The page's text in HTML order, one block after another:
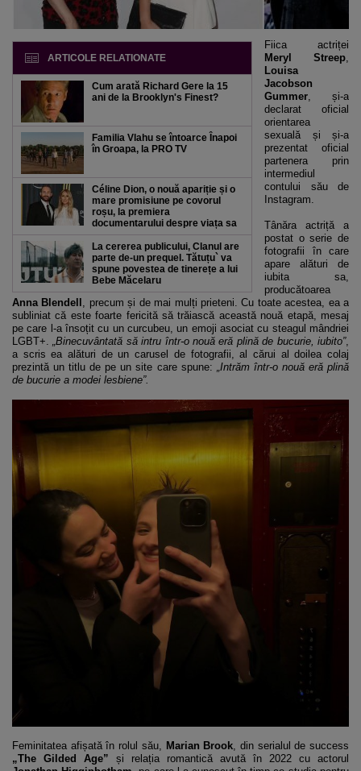
ARTICOLE RELATIONATE
Cum arată Richard Gere la 15
ani de la Brooklyn's Finest?
Familia Vlahu se întoarce Înapoi
în Groapa, la PRO TV
Céline Dion, o nouă apariție și o
mare promisiune pe covorul
roșu, la premiera
documentarului despre viața sa
La cererea publicului, Clanul are
parte de-un prequel. Tătuțu` va
spune povestea de tinerețe a lui
Bebe Măcelaru
Fiica actriței
Meryl Streep,
Louisa
Jacobson
Gummer, și-a
declarat oficial
orientarea
sexuală și și-a
prezentat oficial
partenera prin
intermediul
contului său de
Instagram.
Tânăra actriță a
postat o serie de
fotografii în care
apare alături de
iubita sa,
producătoarea
Anna Blendell , precum și de mai mulți prieteni. Cu toate acestea, ea a
subliniat că este foarte fericită să trăiască această nouă etapă, mesaj
pe care l-a însoțit cu un curcubeu, un emoji asociat cu steagul mândriei
LGBT+.„Binecuvântată să intru într-o nouă eră plină de bucurie, iubito”,
a scris ea alături de un carusel de fotografii, al cărui al doilea colaj
prezintă un titlu de pe un site care spune: „Intrăm într-o nouă eră plină
de bucurie a modei lesbiene”.
Feminitatea afișată în rolul său, Marian Brook, din serialul de success
„The Gilded Age” și relația romantică avută în 2022 cu actorul